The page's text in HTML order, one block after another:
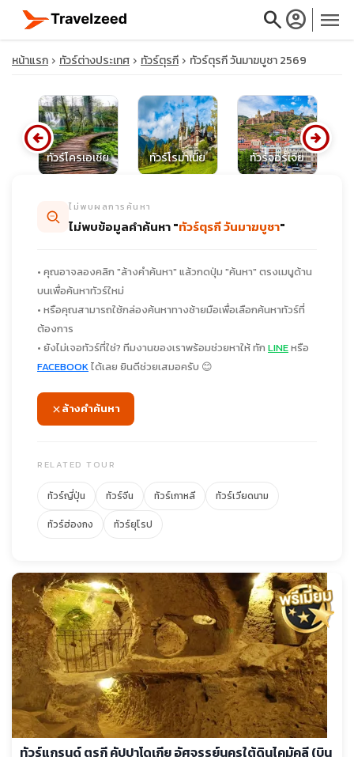
searchaccount_circle menu
close
search
หน้าแรก ทัวร์ต่างประเทศ ทัวร์ตุรกี ทัวร์ตุรกี วันมาฆบูชา 2569
ทัวร์โครเอเชีย ทัวร์โรมาเนีย ทัวร์จอร์เจีย
arrow_circle_left arrow_circle_right
ไม่พบผลการค้นหา
ไม่พบข้อมูลคำค้นหา "ทัวร์ตุรกี วันมาฆบูชา"
• คุณอาจลองคลิก "ล้างคำค้นหา" แล้วกดปุ่ม "ค้นหา" ตรงเมนูด้าน
บนเพื่อค้นหาทัวร์ใหม่
• หรือคุณสามารถใช้กล่องค้นหาทางซ้ายมือเพื่อเลือกค้นหาทัวร์ที่
ต้องการ
• ยังไม่เจอทัวร์ที่ใช่? ทีมงานของเราพร้อมช่วยหาให้ ทัก LINEหรือ
FACEBOOKได้เลย ยินดีช่วยเสมอครับ 😊
ล้างคำค้นหา
RELATED TOUR
ทัวร์ญี่ปุ่น ทัวร์จีน ทัวร์เกาหลี
ทัวร์เวียดนาม
ทัวร์ฮ่องกง
ทัวร์ยุโรป
ทัวร์แกรนด์ ตุรกี คัปปาโดเกีย อัศจรรย์นครใต้ดินไคมัคลี (บิน